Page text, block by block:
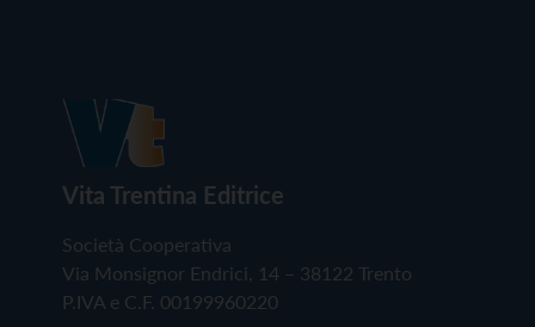
Vita Trentina Editrice
Società Cooperativa
Via Monsignor Endrici, 14 – 38122 Trento
P.IVA e C.F. 00199960220